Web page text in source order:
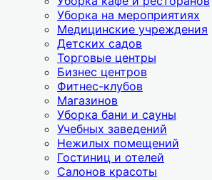
Уборка на мероприятиях
Медицинские учреждения
Детских садов
Торговые центры
Бизнес центров
Фитнес-клубов
Магазинов
Уборка бани и сауны
Учебных заведений
Нежилых помещений
Гостиниц и отелей
Салонов красоты